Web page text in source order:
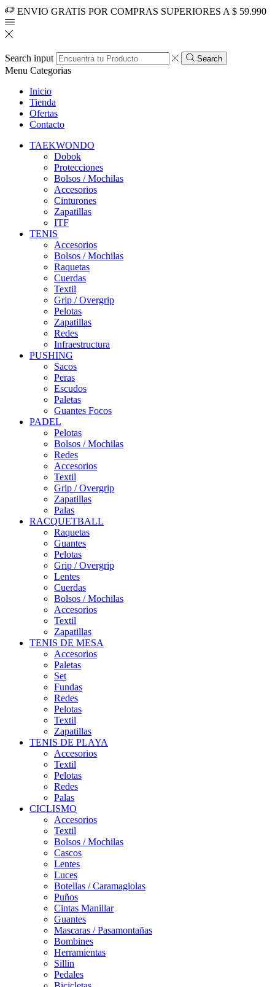
ENVIO GRATIS POR COMPRAS SUPERIORES A $ 59.990
Search input Search
Menu Categorias
Inicio
Tienda
Ofertas
Contacto
TAEKWONDO
Dobok
Protecciones
Bolsos / Mochilas
Accesorios
Cinturones
Zapatillas
ITF
TENIS
Accesorios
Bolsos / Mochilas
Raquetas
Cuerdas
Textil
Grip / Overgrip
Pelotas
Zapatillas
Redes
Infraestructura
PUSHING
Sacos
Peras
Escudos
Paletas
Guantes Focos
PADEL
Pelotas
Bolsos / Mochilas
Redes
Accesorios
Textil
Grip / Overgrip
Zapatillas
Palas
RACQUETBALL
Raquetas
Guantes
Pelotas
Grip / Overgrip
Lentes
Cuerdas
Bolsos / Mochilas
Accesorios
Textil
Zapatillas
TENIS DE MESA
Accesorios
Paletas
Set
Fundas
Redes
Pelotas
Textil
Zapatillas
TENIS DE PLAYA
Accesorios
Textil
Pelotas
Redes
Palas
CICLISMO
Accesorios
Textil
Bolsos / Mochilas
Cascos
Lentes
Luces
Botellas / Caramagiolas
Puños
Cintas Manillar
Guantes
Mascaras / Pasamontañas
Bombines
Herramientas
Sillin
Pedales